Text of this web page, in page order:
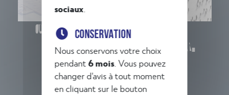
Coordination SSI
performancielle
sociaux
CONSERVATION
Nous conservons votre choix
pendant6 mois. Vous pouvez
changer d'avis à tout moment
en cliquant sur le bouton